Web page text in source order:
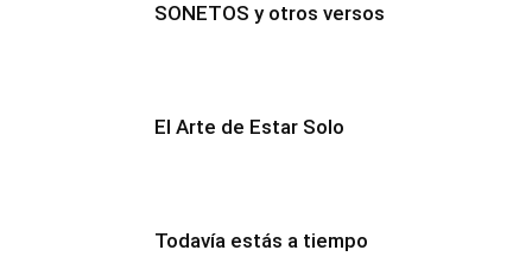
SONETOS y otros versos
El Arte de Estar Solo
Todavía estás a tiempo